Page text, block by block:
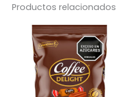
Productos relacionados